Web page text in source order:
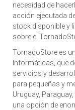
necesidad de
acción ejecutada
stock disponible y
sobre el
TornadoStore es
Informáticas, que
servicios y
para pequeñas y
Uruguay,
una opción de